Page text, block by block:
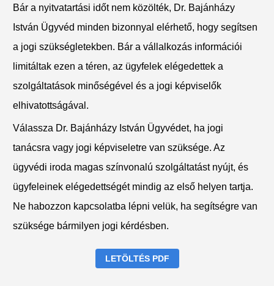
Bár a nyitvatartási időt nem közölték, Dr. Bajánházy
István Ügyvéd minden bizonnyal elérhető, hogy segítsen
a jogi szükségletekben. Bár a vállalkozás információi
limitáltak ezen a téren, az ügyfelek elégedettek a
szolgáltatások minőségével és a jogi képviselők
elhivatottságával.
Válassza Dr. Bajánházy István Ügyvédet, ha jogi
tanácsra vagy jogi képviseletre van szüksége. Az
ügyvédi iroda magas színvonalú szolgáltatást nyújt, és
ügyfeleinek elégedettségét mindig az első helyen tartja.
Ne habozzon kapcsolatba lépni velük, ha segítségre van
szüksége bármilyen jogi kérdésben.
LETÖLTÉS PDF